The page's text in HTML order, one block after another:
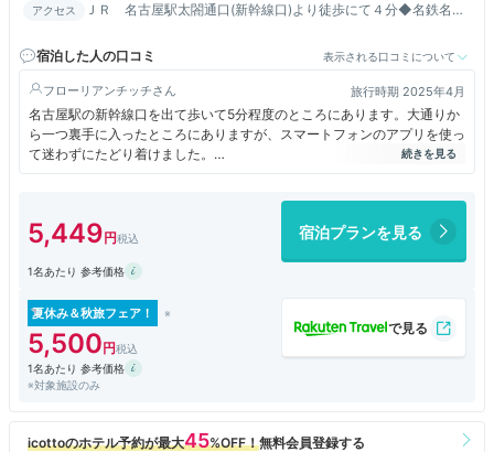
アクセス
ＪＲ 名古屋駅太閤通口(新幹線口)より徒歩にて４分◆名鉄名古
宿泊した人の口コミ
表示される口コミについて
フローリアンチッチ 旅行時期 2025年4月
名古屋駅の新幹線口を出て歩いて5分程度のところにあります。大通りか
ら一つ裏手に入ったところにありますが、スマートフォンのアプリを使っ
て迷わずにたどり着けました。
基本的には典型的な都市型のビジネスホテルといった感じでしたが、全般
5,449 宿泊プランを見る
1名あたり 参考価格
夏休み＆秋旅フェア！
5,500
1名あたり 参考価格
※対象施設のみ